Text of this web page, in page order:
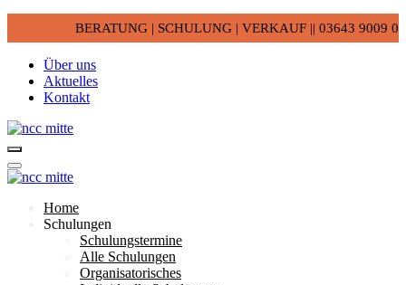
BERATUNG | SCHULUNG | VERKAUF || 03643 9009 0
Über uns
Aktuelles
Kontakt
Home
Schulungen
Schulungstermine
Alle Schulungen
Organisatorisches